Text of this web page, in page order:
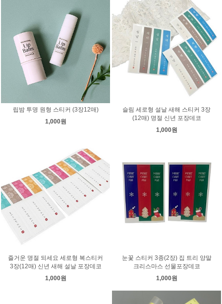
립밤 투명 원형 스티커 (3장12매)
1,000원
슬림 세로형 설날 새해 스티커 3장
(12매) 명절 신년 포장데코
1,000원
즐거운 명절 되세요 세로형 복스티커
3장(12매) 신년 새해 설날 포장데코
1,000원
눈꽃 스티커 3종(2장) 집 트리 양말
크리스마스 선물포장데코
1,000원